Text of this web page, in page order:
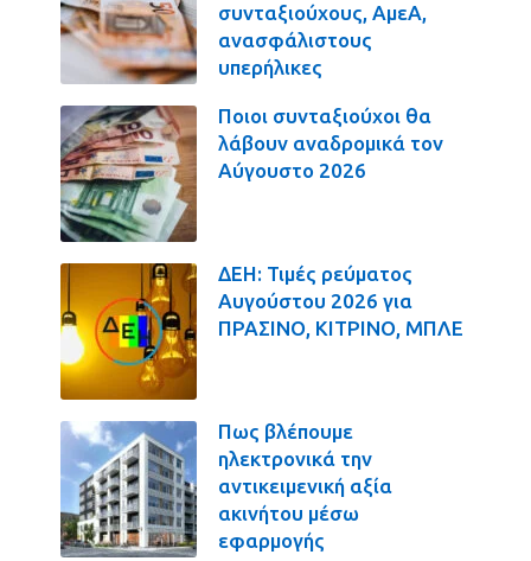
συνταξιούχους, ΑμεΑ,
ανασφάλιστους
υπερήλικες
Ποιοι συνταξιούχοι θα
λάβουν αναδρομικά τον
Αύγουστο 2026
ΔΕΗ: Τιμές ρεύματος
Αυγούστου 2026 για
ΠΡΑΣΙΝΟ, ΚΙΤΡΙΝΟ, ΜΠΛΕ
Πως βλέπουμε
ηλεκτρονικά την
αντικειμενική αξία
ακινήτου μέσω
εφαρμογής